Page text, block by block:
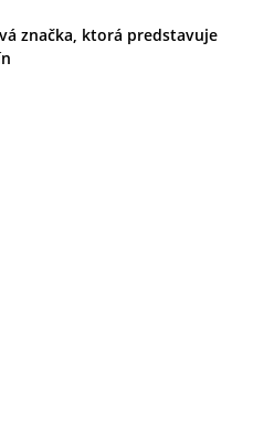
značka, ktorá predstavuje